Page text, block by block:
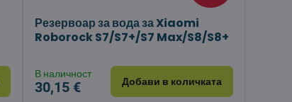
Резервоар за вода за Xiaomi
Roborock S7/S7+/S7 Max/S8/S8+
В наличност
30,15 € Добави в количката